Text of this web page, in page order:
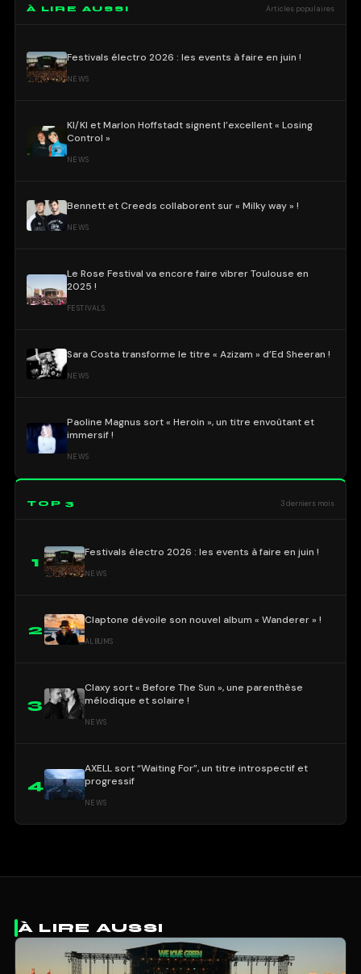
À LIRE AUSSI Articles populaires
Festivals électro 2026 : les events à faire en juin !
NEWS
KI/KI et Marlon Hoffstadt signent l’excellent « Losing
Control »
NEWS
Bennett et Creeds collaborent sur « Milky way » !
NEWS
Le Rose Festival va encore faire vibrer Toulouse en
2025 !
FESTIVALS
Sara Costa transforme le titre « Azizam » d’Ed Sheeran !
NEWS
Paoline Magnus sort « Heroin », un titre envoûtant et
immersif !
NEWS
TOP 3 3 derniers mois
1
Festivals électro 2026 : les events à faire en juin !
NEWS
2
Claptone dévoile son nouvel album « Wanderer » !
ALBUMS
3
Claxy sort « Before The Sun », une parenthèse
mélodique et solaire !
NEWS
4
AXELL sort “Waiting For”, un titre introspectif et
progressif
NEWS
À LIRE AUSSI